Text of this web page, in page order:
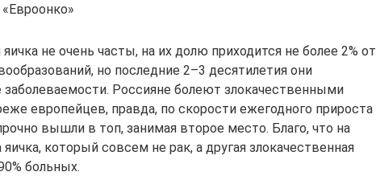
не очень часты, на их долю приходится не более 2% от
но последние 2–3 десятилетия они
Россияне болеют злокачественными
европейцев, правда, по скорости ежегодного прироста
вышли в топ, занимая второе место. Благо, что на
который совсем не рак, а другая злокачественная
больных.